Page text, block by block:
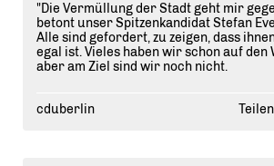
"Die Vermüllung der Stadt geht mir
betont unser Spitzenkandidat Stefan
Alle sind gefordert, zu zeigen, dass
egal ist. Vieles haben wir schon auf den
aber am Ziel sind wir noch nicht.
cduberlin